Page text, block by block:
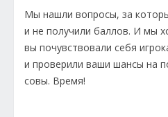
Мы нашли вопросы, за
и не получили баллов. И мы
вы почувствовали себя
и проверили ваши шансы на
совы. Время!